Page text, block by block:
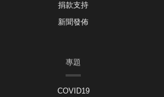
捐款支持
新聞發佈
專題
COVID19